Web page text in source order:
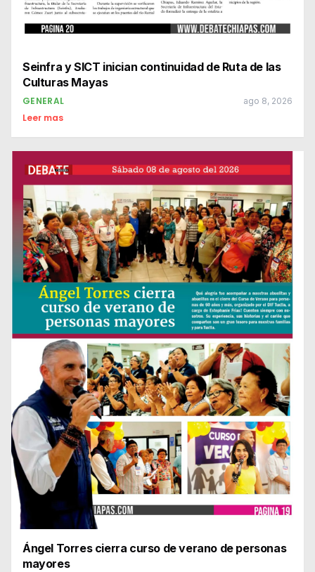
Seinfra y SICT inician continuidad de Ruta de las
Culturas Mayas
GENERAL ago 8, 2026
Leer mas
Ángel Torres cierra curso de verano de personas
mayores